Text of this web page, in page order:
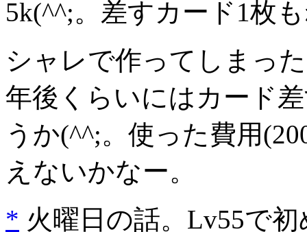
5k(^^;。差すカード1枚
シャレで作ってしまっ
年後くらいにはカード
うか(^^;。使った費用
えないかなー。
* 火曜日の話。Lv55で